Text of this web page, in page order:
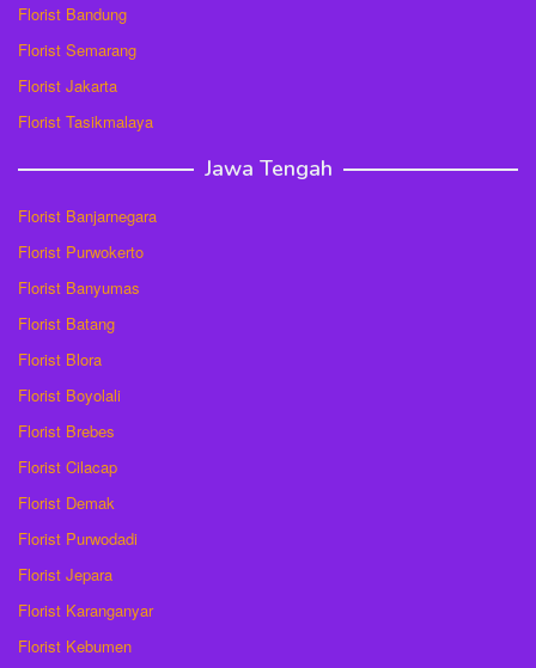
Florist Bandung
Florist Semarang
Florist Jakarta
Florist Tasikmalaya
Jawa Tengah
Florist Banjarnegara
Florist Purwokerto
Florist Banyumas
Florist Batang
Florist Blora
Florist Boyolali
Florist Brebes
Florist Cilacap
Florist Demak
Florist Purwodadi
Florist Jepara
Florist Karanganyar
Florist Kebumen